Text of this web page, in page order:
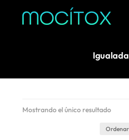
Igualada
Mostrando el único resultado